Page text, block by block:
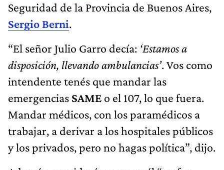
Seguridad de la Provincia de Buenos Aires,
Sergio Berni.
“El señor Julio Garro decía: ‘Estamos a
disposición, llevando ambulancias’. Vos como
intendente tenés que mandar las
emergencias SAME o el 107, lo que fuera.
Mandar médicos, con los paramédicos a
trabajar, a derivar a los hospitales públicos
y los privados, pero no hagas política”, dijo.